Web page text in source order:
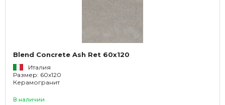
Blend Concrete Ash Ret 60x120
Италия
Размер: 60x120
Керамогранит
В наличии